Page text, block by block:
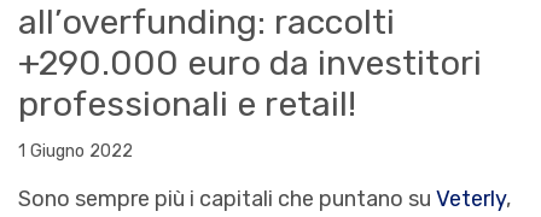
all’overfunding: raccolti
+290.000 euro da investitori
professionali e retail!
1 Giugno 2022
Sono sempre più i capitali che puntano su Veterly,